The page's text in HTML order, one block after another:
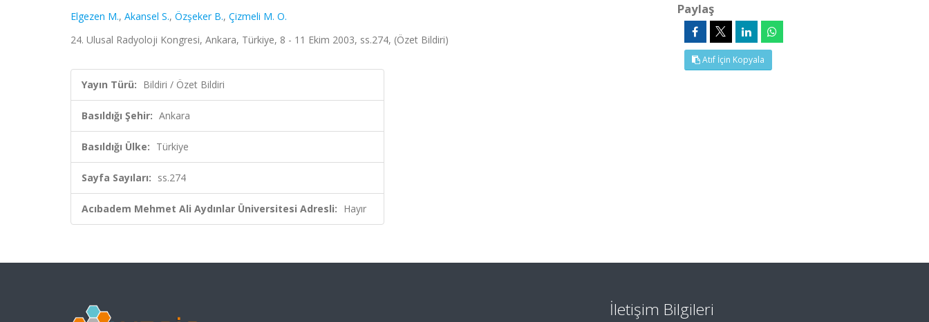
Elgezen M., Akansel S., Özşeker B., Çizmeli M. O.
24. Ulusal Radyoloji Kongresi, Ankara, Türkiye, 8 - 11 Ekim 2003, ss.274, (Özet Bildiri)
Yayın Türü: Bildiri / Özet Bildiri
Basıldığı Şehir: Ankara
Basıldığı Ülke: Türkiye
Sayfa Sayıları: ss.274
Acıbadem Mehmet Ali Aydınlar Üniversitesi Adresli: Hayır
Paylaş
Atıf İçin Kopyala
İletişim Bilgileri